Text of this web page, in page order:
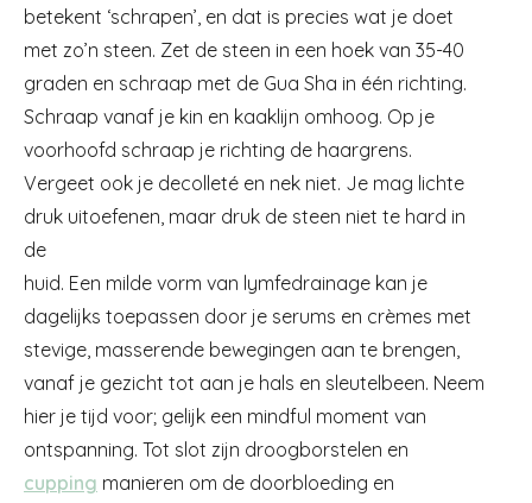
betekent ‘schrapen’, en dat is precies wat je doet
met zo’n steen. Zet de steen in een hoek van 35-40
graden en schraap met de Gua Sha in één richting.
Schraap vanaf je kin en kaaklijn omhoog. Op je
voorhoofd schraap je richting de haargrens.
Vergeet ook je decolleté en nek niet. Je mag lichte
druk uitoefenen, maar druk de steen niet te hard in
de
huid. Een milde vorm van lymfedrainage kan je
dagelijks toepassen door je serums en crèmes met
stevige, masserende bewegingen aan te brengen,
vanaf je gezicht tot aan je hals en sleutelbeen. Neem
hier je tijd voor; gelijk een mindful moment van
ontspanning. Tot slot zijn droogborstelen en
cupping manieren om de doorbloeding en